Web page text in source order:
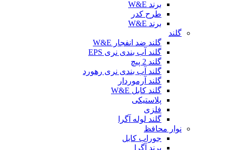
برند W&E
طرح کدر
برند W&E
گلند
گلند ضد انفجار W&E
گلند آب بندی نری EPS
گلند 2 پیچ
گلند آب بندی نری رهورد
گلند آرموردار
گلند کابل W&E
پلاستیکی
فلزی
گلند لوله آگرا
نوار محافظ
جوراب کابل
برند آگرا